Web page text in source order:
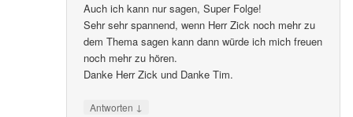
Auch ich kann nur sagen, Super Folge!
Sehr sehr spannend, wenn Herr Zick noch mehr zu
dem Thema sagen kann dann würde ich mich freuen
noch mehr zu hören.
Danke Herr Zick und Danke Tim.
Antworten ↓